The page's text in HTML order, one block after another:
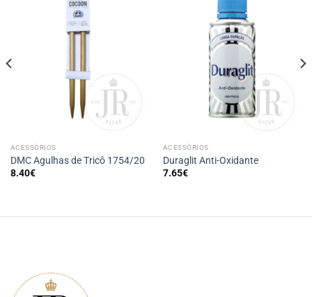
ACESSÓRIOS
DMC Agulhas de Tricô 1754/20
8.40€
ACESSÓRIOS
Duraglit Anti-Oxidante
7.65€